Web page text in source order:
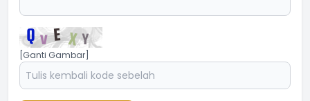
[Ganti Gambar]